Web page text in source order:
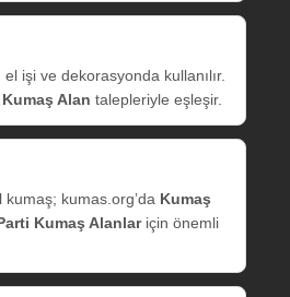
işi ve dekorasyonda kullanılır.
Alan talepleriyle eşleşir.
kumas.org’da Kumaş
Kumaş Alanlariçin önemli